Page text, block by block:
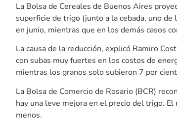
La Bolsa de Cereales de Buenos Aires
superficie de trigo (junto a la cebada, uno
en junio, mientras que en los demás casos
La causa de la reducción, explicó Ramiro
con subas muy fuertes en los costos de
mientras los granos solo subieron 7 por
La Bolsa de Comercio de Rosario (BCR)
hay una leve mejora en el precio del trigo.
menos.